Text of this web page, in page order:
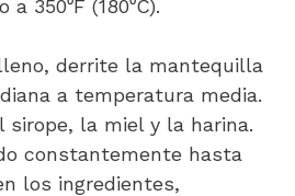
350⁰F (180⁰C).
derrite la mantequilla
a temperatura media.
sirope, la miel y la harina.
constantemente hasta
los ingredientes,